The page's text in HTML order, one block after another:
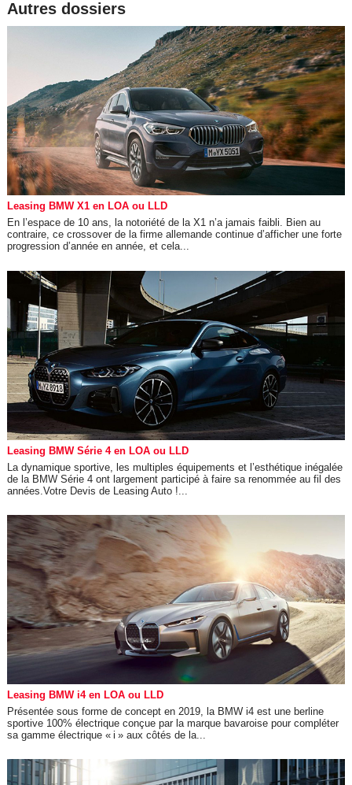
Autres dossiers
Leasing BMW X1 en LOA ou LLD
En l’espace de 10 ans, la notoriété de la X1 n’a jamais faibli. Bien au
contraire, ce crossover de la firme allemande continue d’afficher une forte
progression d’année en année, et cela...
Leasing BMW Série 4 en LOA ou LLD
La dynamique sportive, les multiples équipements et l’esthétique inégalée
de la BMW Série 4 ont largement participé à faire sa renommée au fil des
années.Votre Devis de Leasing Auto !...
Leasing BMW i4 en LOA ou LLD
Présentée sous forme de concept en 2019, la BMW i4 est une berline
sportive 100% électrique conçue par la marque bavaroise pour compléter
sa gamme électrique « i » aux côtés de la...